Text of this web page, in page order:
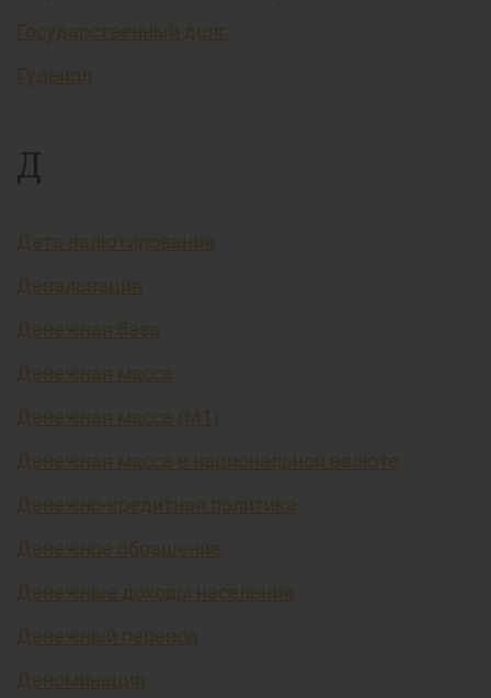
Государственный долг
Гудвилл
Д
Дата валютирования
Девальвация
Денежная база
Денежная масса
Денежная масса (М1)
Денежная масса в национальной валюте
Денежно-кредитная политика
Денежное обращение
Денежные доходы населения
Денежный перевод
Деноминация